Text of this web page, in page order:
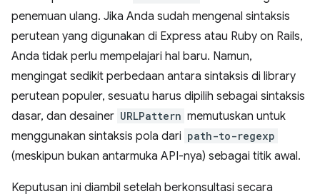
penemuan ulang. Jika Anda sudah mengenal sintaksis
perutean yang digunakan di Express atau Ruby on Rails,
Anda tidak perlu mempelajari hal baru. Namun,
mengingat sedikit perbedaan antara sintaksis di library
perutean populer, sesuatu harus dipilih sebagai sintaksis
dasar, dan desainer URLPattern memutuskan untuk
menggunakan sintaksis pola dari path-to-regexp
(meskipun bukan antarmuka API-nya) sebagai titik awal.
Keputusan ini diambil setelah berkonsultasi secara